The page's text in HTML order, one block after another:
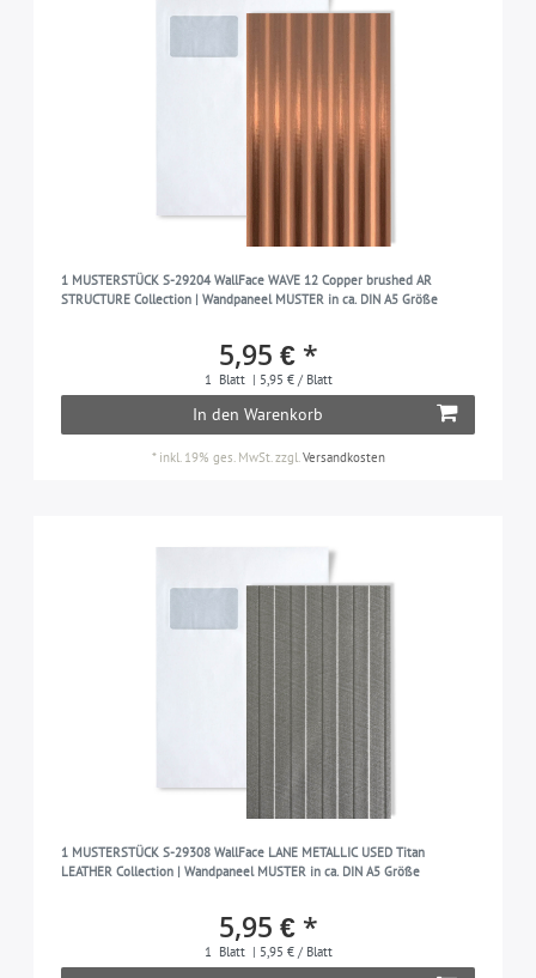
1 MUSTERSTÜCK S-29204 WallFace WAVE 12 Copper brushed AR
STRUCTURE Collection | Wandpaneel MUSTER in ca. DIN A5 Größe
5,95 € *
1 Blatt | 5,95 € / Blatt
In den Warenkorb
* inkl. 19% ges. MwSt.zzgl.Versandkosten
1 MUSTERSTÜCK S-29308 WallFace LANE METALLIC USED Titan
LEATHER Collection | Wandpaneel MUSTER in ca. DIN A5 Größe
5,95 € *
1 Blatt | 5,95 € / Blatt